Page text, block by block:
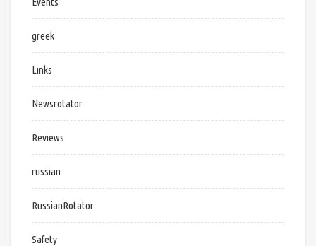
greek
Links
Newsrotator
Reviews
russian
RussianRotator
Safety